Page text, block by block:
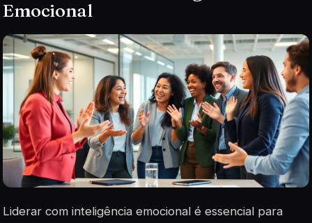
Emocional
Liderar com inteligência emocional é essencial para